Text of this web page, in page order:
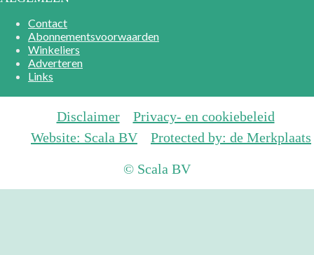
Contact
Abonnementsvoorwaarden
Winkeliers
Adverteren
Links
Disclaimer
Privacy- en cookiebeleid
Website: Scala BV
Protected by: de Merkplaats
© Scala BV